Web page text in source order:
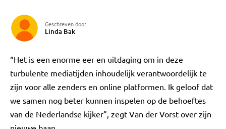
Geschreven door
Linda Bak
“Het is een enorme eer en uitdaging om in deze
turbulente mediatijden inhoudelijk verantwoordelijk te
zijn voor alle zenders en online platformen. Ik geloof dat
we samen nog beter kunnen inspelen op de behoeftes
van de Nederlandse kijker”, zegt Van der Vorst over zijn